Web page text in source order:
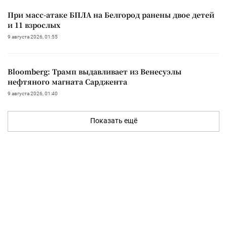
При масс-атаке БПЛА на Белгород ранены двое детей
и 11 взрослых
9 августа 2026, 01:55
Bloomberg: Трамп выдавливает из Венесуэлы
нефтяного магната Сарджента
9 августа 2026, 01:40
Показать ещё